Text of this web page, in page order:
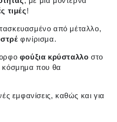
τιμές!
από μέταλλο,
φινίρισμα.
φούξια κρύσταλλο στο
κόσμημα που θα
εμφανίσεις, καθώς και για